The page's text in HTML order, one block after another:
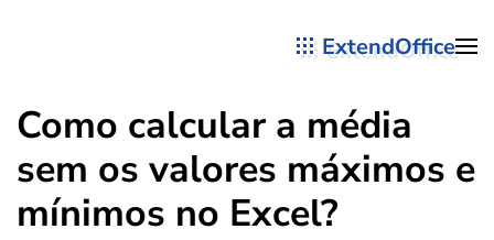
ExtendOffice
Como calcular a média
sem os valores máximos e
mínimos no Excel?